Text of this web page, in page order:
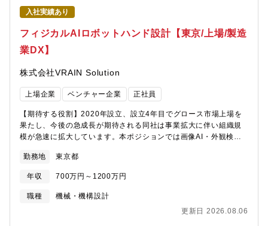
るため、今後も需要が高まる分野で専門性を高められます。■構想
設計から立上げまで一貫して担当できる顧客との要件定義・仕様
検討、構想設計・機械設計、外注・サプライヤー管理、納品・立
上げ支援まで一貫して関わります。自分が設計した装置が実際に
稼働するところまで携われるため、ものづくりの達成感を得やす
設立4年目でグロース市場上場を達成した企業です！・売上・利益
ともに前年比1.5倍で急拡大2026年2月期は過去最高益。今期も売
上47%増を見込む超高成長企業圧倒的なスピード感で会社が拡大
盤で新規投資も積極的。・新卒の20代前半の若手社員から50代社
員まで年齢問わず幅広い層の社員が在籍して活躍しており、ボー
ドメンバーはキーエンス出身者や大手銀行出身者で構成され、ス
タートアップながらも堅実な経営を推進して企業です！・製造業
ビジネスを展開しております。
入社実績あり
フィジカルAIロボットハンド設計【東京/上場/製造
業DX】
株式会社VRAIN Solution
上場企業 ベンチャー企業 正社員
【期待する役割】2020年設立、設立4年目でグロース市場上場を
果たし、今後の急成長が期待される同社は事業拡大に伴い組織規
模が急速に拡大しています。本ポジションでは画像AI・外観検査
ィジカルAIソリューションの開発を推進いただきます。また、フ
ィジカルAIの実現において重要な要素となるロボットハンドの開
発を中心に担当いただきます。対象となるのは、従来の産業用ロ
ボットでは自動化が難しい領域です。例えば食品製造現場におけ
一方で、対象物の個体差や環境変化への対応が求められる作業の
勤務地 東京都
年収 700万円～1200万円
職種
機械・機構設計
更新日 2026.08.06